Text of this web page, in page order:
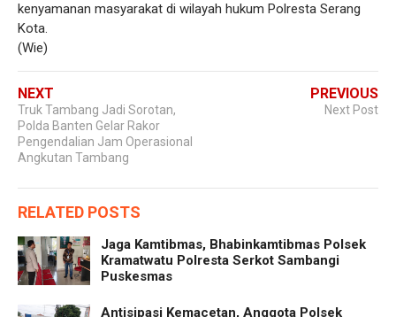
kenyamanan masyarakat di wilayah hukum Polresta Serang
Kota.
(Wie)
NEXT
Truk Tambang Jadi Sorotan,
Polda Banten Gelar Rakor
Pengendalian Jam Operasional
Angkutan Tambang
PREVIOUS
Next Post
RELATED POSTS
Jaga Kamtibmas, Bhabinkamtibmas Polsek
Kramatwatu Polresta Serkot Sambangi
Puskesmas
Antisipasi Kemacetan, Anggota Polsek